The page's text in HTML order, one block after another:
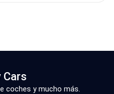
Cars
coches y mucho más.